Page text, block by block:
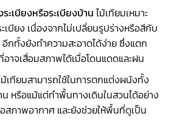
ะเบียงหรือระเบียงบ้าน ไม้เทียมเหมาะ
บียง เนื่องจากไม่เปลี่ยนรูปร่างหรือสีกับ
อีกทั้งยังทำความสะอาดได้ง่าย ซึ่งแตก
าจเสื่อมสภาพได้เมื่อโดนแดดและฝน
ม้เทียมสามารถใช้ในการตกแต่งผนังทั้ง
หรือแม้แต่ทำพื้นทางเดินในสวนได้อย่าง
สภาพอากาศ และยังช่วยให้พื้นที่ดูเป็น